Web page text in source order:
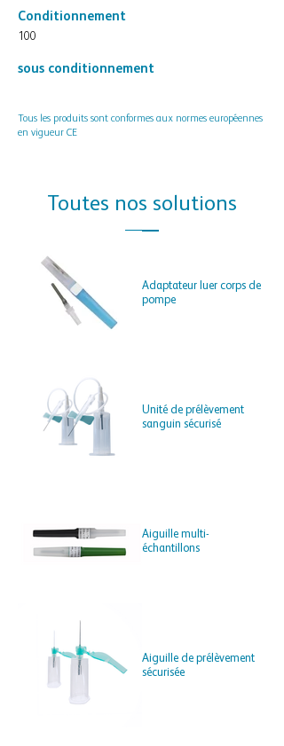
Conditionnement
100
sous conditionnement
Tous les produits sont conformes aux normes européennes
en vigueur CE
Toutes nos solutions
Adaptateur luer corps de
pompe
Unité de prélèvement
sanguin sécurisé
Aiguille multi-
échantillons
Aiguille de prélèvement
sécurisée